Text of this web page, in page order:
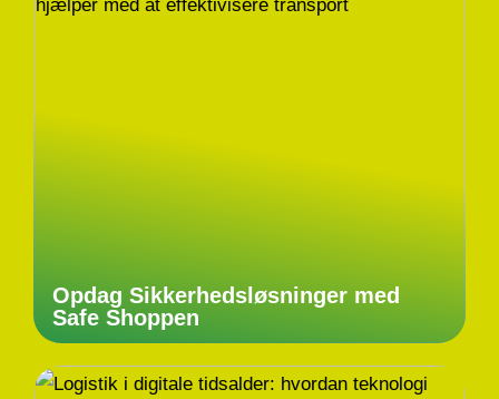
Opdag Sikkerhedsløsninger med
Safe Shoppen